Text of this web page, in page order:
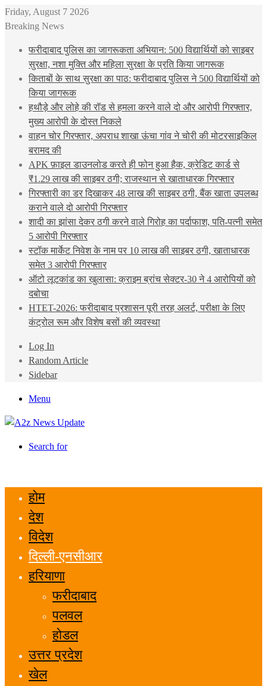
Friday, August 7 2026
Breaking News
फरीदाबाद पुलिस का जागरूकता अभियान: 500 विद्यार्थियों को साइबर
सुरक्षा, नशा मुक्ति और महिला सुरक्षा के प्रति किया जागरूक
किताबों के साथ सुरक्षा का पाठ: फरीदाबाद पुलिस ने 500 विद्यार्थियों को
किया जागरूक
हथौड़े और लोहे की रॉड से हमला करने वाले दो और आरोपी गिरफ्तार,
मुख्य आरोपी के दोस्त निकले
वाहन चोर गिरफ्तार, अपराध शाखा ऊंचा गांव ने चोरी की मोटरसाइकिल
बरामद की
APK फ़ाइल डाउनलोड करते ही फोन हुआ हैक, क्रेडिट कार्ड से
₹1.29 लाख की साइबर ठगी; राजस्थान से खाताधारक गिरफ्तार
गिरफ्तारी का डर दिखाकर 48 लाख की साइबर ठगी, बैंक खाता उपलब्ध
कराने वाले दो आरोपी गिरफ्तार
शादी का झांसा देकर ठगी करने वाले गिरोह का पर्दाफाश, पति-पत्नी समेत
5 आरोपी गिरफ्तार
स्टॉक मार्केट निवेश के नाम पर 10 लाख की साइबर ठगी, खाताधारक
समेत 3 आरोपी गिरफ्तार
ऑटो लूटकांड का खुलासा: क्राइम ब्रांच सेक्टर-30 ने 4 आरोपियों को
दबोचा
HTET-2026: फरीदाबाद प्रशासन पूरी तरह अलर्ट, परीक्षा के लिए
कंट्रोल रूम और विशेष बसों की व्यवस्था
Log In
Random Article
Sidebar
Menu
Search for
होम
देश
विदेश
दिल्ली-एनसीआर
हरियाणा
फरीदाबाद
पलवल
होडल
उत्तर प्रदेश
खेल